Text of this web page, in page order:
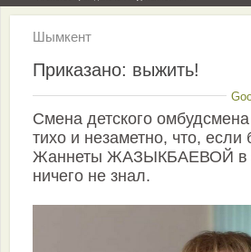
Шымкент
Приказано: выжить!
Смена детского
тихо и незаметно, что,
Жаннеты ЖАЗЫКБАЕВОЙ в
ничего не знал.